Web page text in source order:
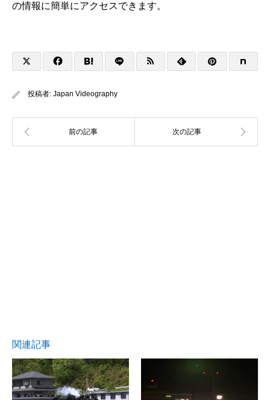
の情報に簡単にアクセスできます。
投稿者: Japan Videography
関連記事